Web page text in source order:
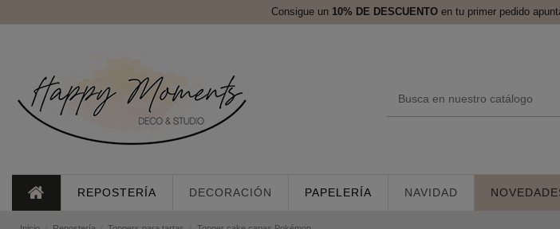
Consigue un 10% DE DESCUENTOen tu primer pedido
REPOSTERÍA DECORACIÓN PAPELERÍA NAVIDAD